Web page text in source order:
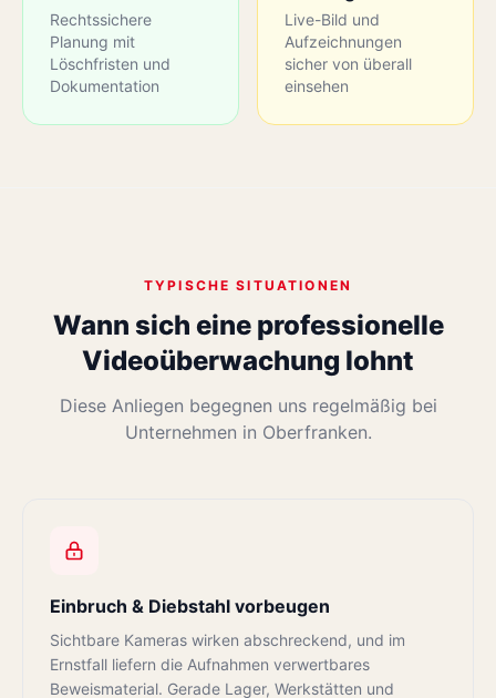
Rechtssichere
Planung mit
Löschfristen und
Dokumentation
Live-Bild und
Aufzeichnungen
sicher von überall
einsehen
TYPISCHE SITUATIONEN
Wann sich eine professionelle
Videoüberwachung lohnt
Diese Anliegen begegnen uns regelmäßig bei
Unternehmen in Oberfranken.
Einbruch & Diebstahl vorbeugen
Sichtbare Kameras wirken abschreckend, und im
Ernstfall liefern die Aufnahmen verwertbares
Beweismaterial. Gerade Lager, Werkstätten und